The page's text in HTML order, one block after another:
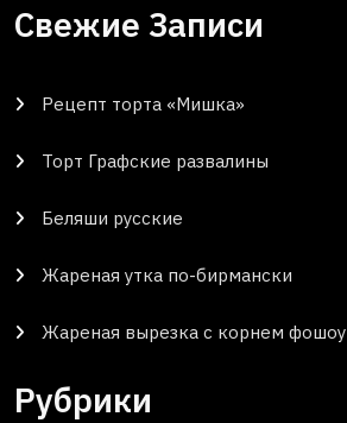
Свежие Записи
Рецепт торта «Мишка»
Торт Графские развалины
Беляши русские
Жареная утка по-бирмански
Жареная вырезка с корнем фошоу
Рубрики